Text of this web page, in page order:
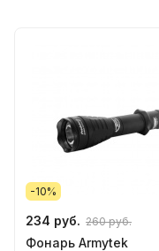
-10%
234 руб. 260 руб.
Фонарь Armytek